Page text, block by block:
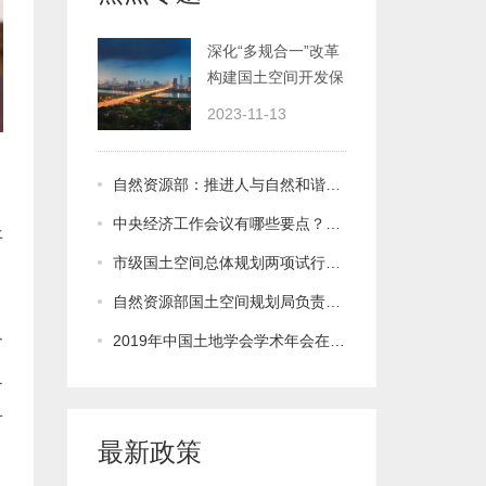
2023-11-13
自然资源部：推进人与自然和谐共生现代化建设
中央经济工作会议有哪些要点？一图速览→
市级国土空间总体规划两项试行规范发布
自然资源部国土空间规划局负责人谈村庄规划工作
2019年中国土地学会学术年会在福州召开
最新政策